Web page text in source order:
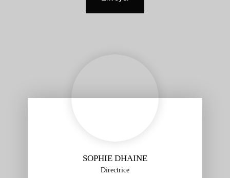
SOPHIE DHAINE
Directrice